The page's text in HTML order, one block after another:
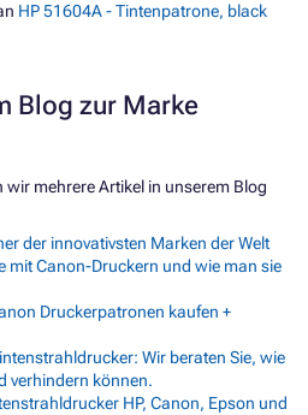
HP 51604A - Tintenpatrone, black
Blog zur Marke
wir mehrere Artikel in unserem Blog
der innovativsten Marken der Welt
mit Canon-Druckern und wie man sie
Druckerpatronen kaufen +
Wir beraten Sie, wie
verhindern können.
HP, Canon, Epson und